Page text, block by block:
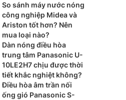
M cho xu hướng nội thất
cao cấp?
So sánh máy nước nóng
công nghiệp Midea và
Ariston tốt hơn? Nên
mua loại nào?
Dàn nóng điều hòa
trung tâm Panasonic U-
10LE2H7 chịu được thời
tiết khắc nghiệt không?
Điều hòa âm trần nối
ống gió Panasonic S-